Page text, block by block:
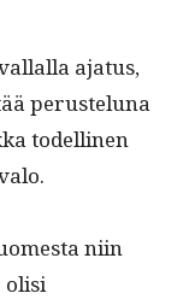
aja­tus,
perustelu­na
todel­li­nen
niin
olisi